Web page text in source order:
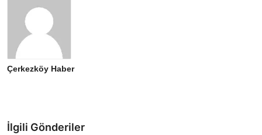
Çerkezköy Haber
İlgili Gönderiler